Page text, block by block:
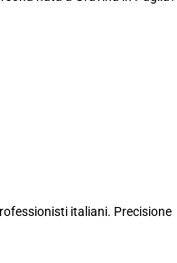
italiani. Precisione